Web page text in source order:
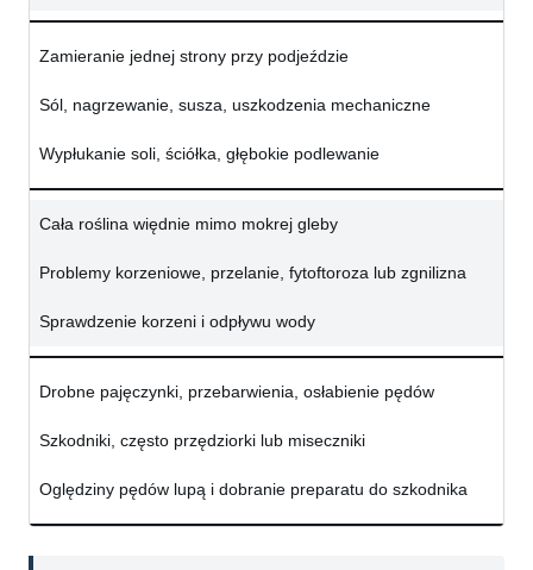
Zamieranie jednej strony przy podjeździe
Sól, nagrzewanie, susza, uszkodzenia mechaniczne
Wypłukanie soli, ściółka, głębokie podlewanie
Cała roślina więdnie mimo mokrej gleby
Problemy korzeniowe, przelanie, fytoftoroza lub zgnilizna
Sprawdzenie korzeni i odpływu wody
Drobne pajęczynki, przebarwienia, osłabienie pędów
Szkodniki, często przędziorki lub miseczniki
Oględziny pędów lupą i dobranie preparatu do szkodnika